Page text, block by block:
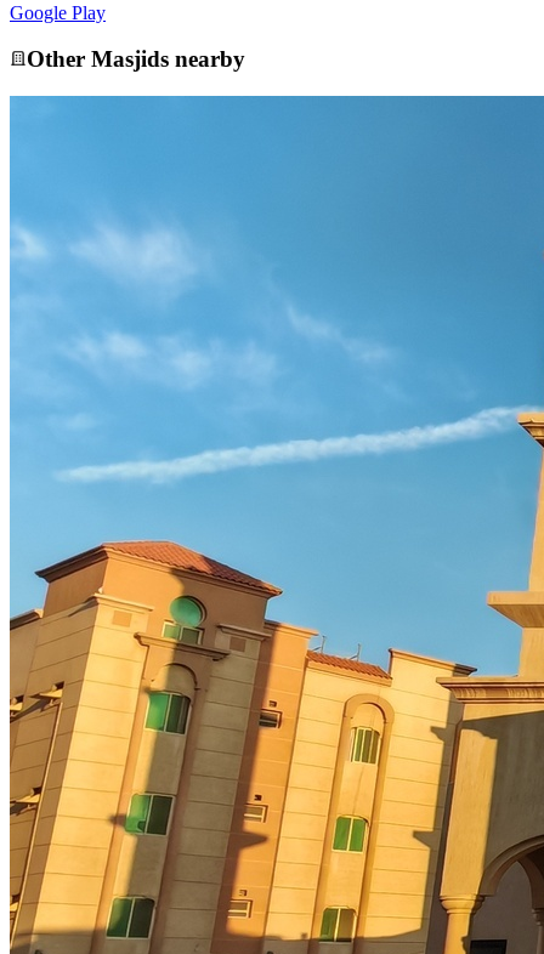
Google Play
Other Masjids nearby